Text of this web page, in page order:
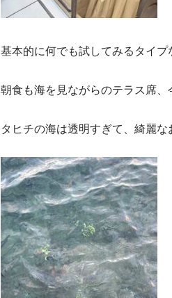
基本的に何でも試してみるタイ
朝食も海を見ながらのテラス席
タヒチの海は透明すぎて、綺麗